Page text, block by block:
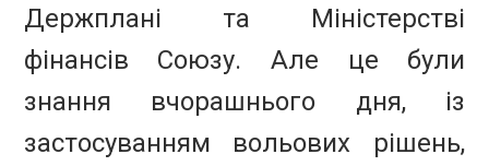
Держплані та Міністерстві
фінансів Союзу. Але це були
знання вчорашнього дня, із
застосуванням вольових рішень,